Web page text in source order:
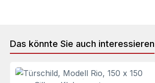
Das könnte Sie auch interessieren
Produktgalerie überspringen